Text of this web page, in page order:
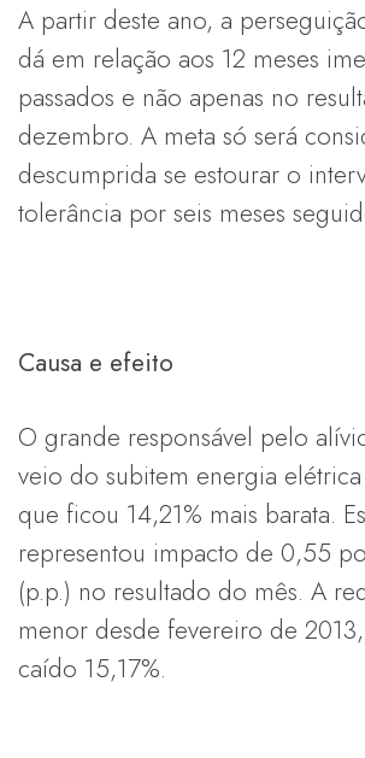
A partir deste ano, a
dá em relação aos 12 meses
passados e não apenas no
dezembro. A meta só será
descumprida se estourar o
tolerância por seis meses
Causa e efeito
O grande responsável pelo
veio do subitem energia
que ficou 14,21% mais barata.
representou impacto de 0,55
(p.p.) no resultado do mês. A
menor desde fevereiro de
caído 15,17%.